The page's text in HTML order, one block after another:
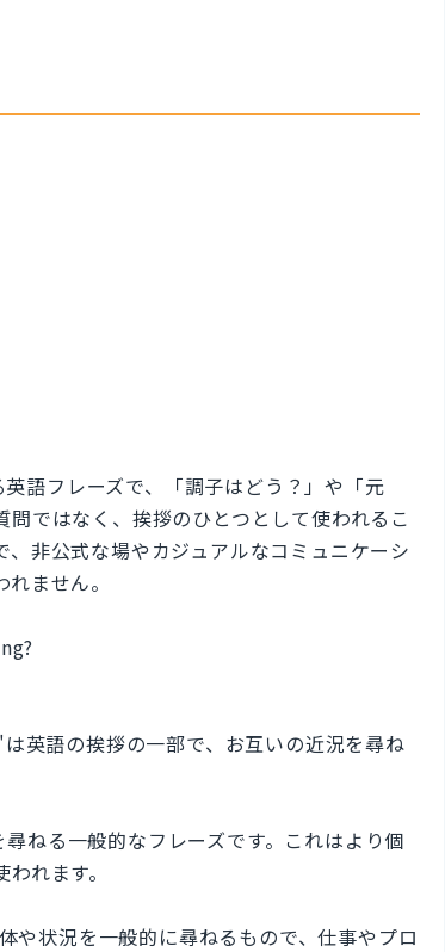
語フレーズで、「調子はどう？」や「元
ではなく、挨拶のひとつとして使われるこ
非公式な場やカジュアルなコミュニケーシ
ません。
語の挨拶の一部で、お互いの近況を尋ね
ねる一般的なフレーズです。これはより個
れます。
状況を一般的に尋ねるもので、仕事やプロ